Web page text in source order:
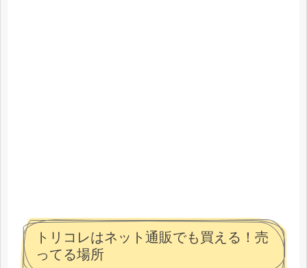
トリコレはネット通販でも買える！売
ってる場所